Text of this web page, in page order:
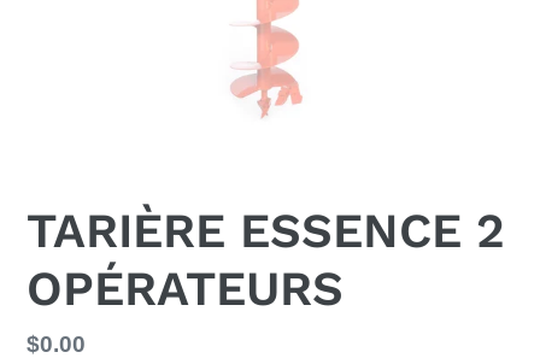
TARIÈRE ESSENCE 2
OPÉRATEURS
Prix
$0.00